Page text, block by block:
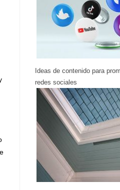
Ideas de contenido para
redes sociales